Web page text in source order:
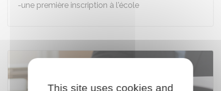
-une première inscription à l'école
This site uses cookies and